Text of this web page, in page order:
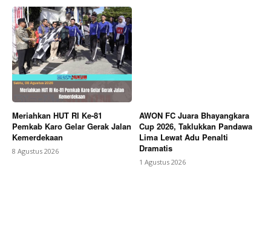
Meriahkan HUT RI Ke-81
Pemkab Karo Gelar Gerak Jalan
Kemerdekaan
8 Agustus 2026
AWON FC Juara Bhayangkara
Cup 2026, Taklukkan Pandawa
Lima Lewat Adu Penalti
Dramatis
1 Agustus 2026